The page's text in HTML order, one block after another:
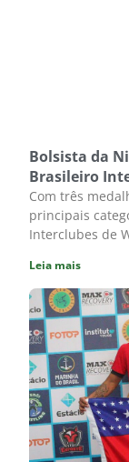
Bolsista da
Brasileiro
Com três
principais
Interclubes de
Leia mais